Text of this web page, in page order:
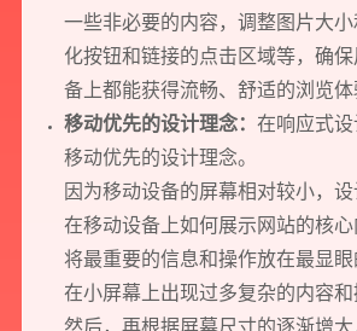
一些非必要的内容，调整图片大
化按钮和链接的点击区域等，确
备上都能获得流畅、舒适的浏览体
移动优先的设计理念：在响应式
移动优先的设计理念。
因为移动设备的屏幕相对较小，
在移动设备上如何展示网站的核心
将最重要的信息和操作放在最显
在小屏幕上出现过多复杂的内容和
然后，再根据屏幕尺寸的逐渐增